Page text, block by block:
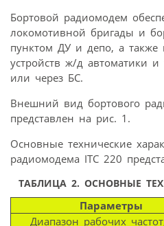
Бортовой радиомодем
локомотивной бригады и
пунктом ДУ и депо, а
устройств ж/д автоматики
или через БС.
Внешний вид бортового
представлен на рис. 1.
Основные технические
радиомодема ITC 220
ТАБЛИЦА 2. ОСНОВНЫЕ
Параметры
Диапазон рабочих